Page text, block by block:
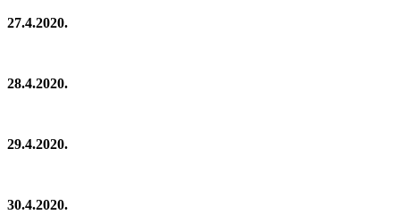
27.4.2020.
28.4.2020.
29.4.2020.
30.4.2020.